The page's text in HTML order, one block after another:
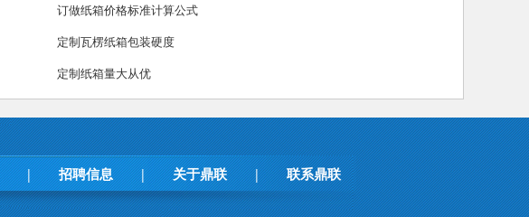
订做纸箱价格标准计算公式
定制瓦楞纸箱包装硬度
定制纸箱量大从优
| 招聘信息 | 关于鼎联 | 联系鼎联